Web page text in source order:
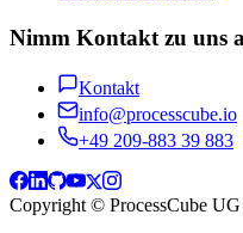
Nimm Kontakt zu uns
Kontakt
info@processcube.io
+49 209-883 39 883
Copyright © ProcessCube